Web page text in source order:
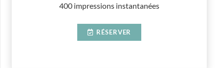
400 impressions instantanées
RÉSERVER